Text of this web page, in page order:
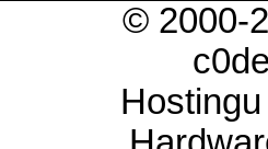
© 2000-